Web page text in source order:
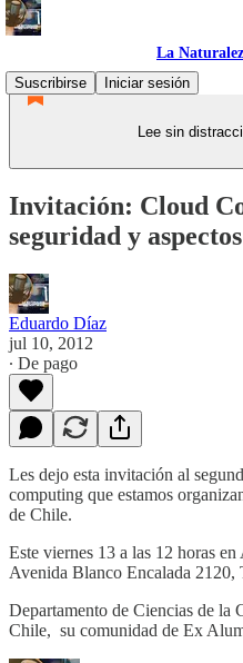
La
Suscribirse
Iniciar sesión
Lee sin
Invitación: Cloud
seguridad y
Eduardo Díaz
jul 10, 2012
∙ De pago
Les dejo esta invitación al
computing que estamos
de Chile.
Este viernes 13 a las 12 horas
Avenida Blanco Encalada 2120,
Departamento de Ciencias de la
Chile, su comunidad de Ex